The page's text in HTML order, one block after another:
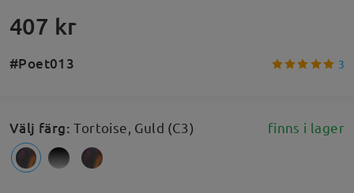
407 kr
#Poet013 3
Välj färg:Tortoise, Guld (C3) finns i lager